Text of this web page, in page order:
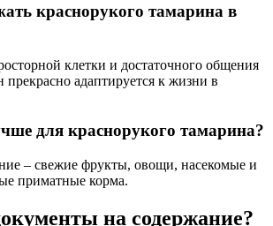
краснорукого тамарина в
клетки и достаточного общения
прекрасно адаптируется к жизни в
для краснорукого тамарина?
– свежие фрукты, овощи, насекомые и
приматные корма.
на содержание?